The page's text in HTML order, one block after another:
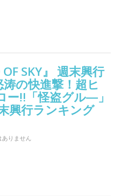
SKY』 週末興行
の快進撃！超ヒ
ー!!「怪盗グル―」
興行ランキング
ありません